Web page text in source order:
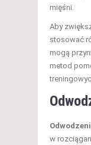
mięśni.
Aby
stosować
mogą
metod
w